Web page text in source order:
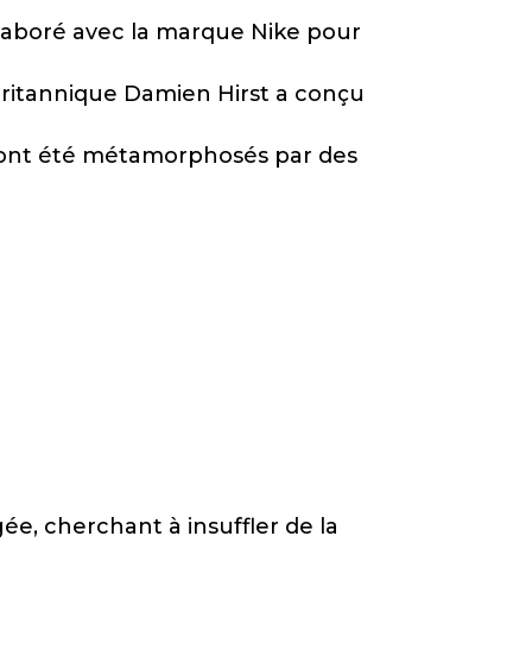
avec la marque Nike pour
Damien Hirst a conçu
été métamorphosés par des
cherchant à insuffler de la